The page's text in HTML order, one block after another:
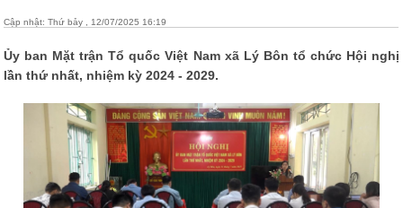
Cập nhật: Thứ bảy , 12/07/2025 16:19
Ủy ban Mặt trận Tổ quốc Việt Nam xã Lý Bôn tổ chức Hội nghị
lần thứ nhất, nhiệm kỳ 2024 - 2029.